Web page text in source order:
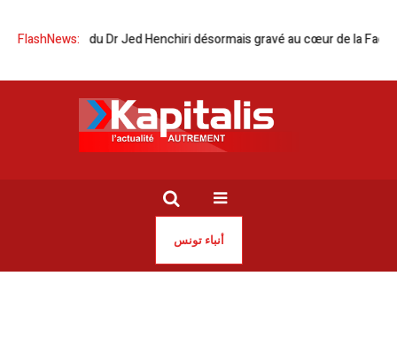
FlashNews:
| Le nom du Dr Jed Henchiri désormais gravé au cœur de la Faculté
أنباء تونس